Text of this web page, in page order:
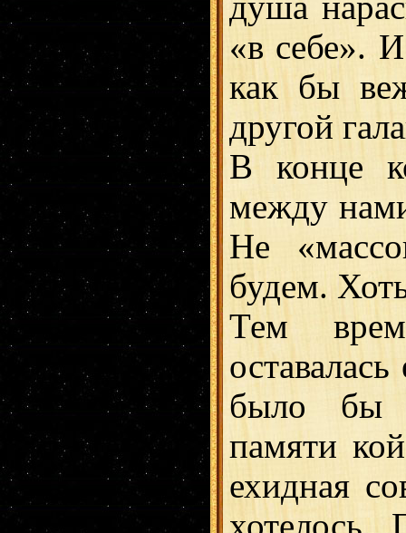
«в себе».
как бы
другой
В конце
между
Не
будем.
Тем
было бы
памяти
ехидная